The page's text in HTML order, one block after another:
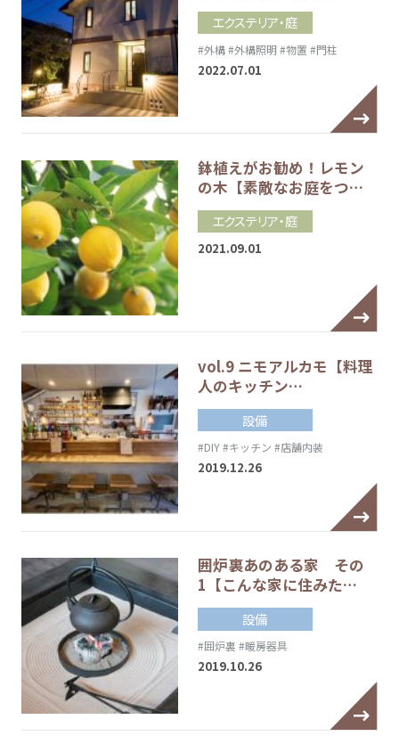
エクステリア・庭
#外構#外構照明 #物置 #門柱
2022.07.01
鉢植えがお勧め！レモン
の木【素敵なお庭をつ…
エクステリア・庭
2021.09.01
vol.9 ニモアルカモ【料理
人のキッチン…
設備
#DIY#キッチン #店舗内装
2019.12.26
囲炉裏あのある家 その
1【こんな家に住みた…
設備
#囲炉裏 #暖房器具
2019.10.26